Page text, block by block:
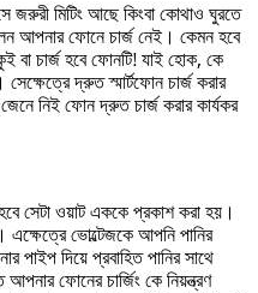
মিটিং আছে কিংবা কোথাও ঘুরতে
আপনার ফোনে চার্জ নেই। কেমন হবে
বা চার্জ হবে ফোনটি! যাই হোক, কে
দ্রুত স্মার্টফোন চার্জ করার
নিই ফোন দ্রুত চার্জ করার কার্যকর
সেটা ওয়াট এককে প্রকাশ করা হয়।
ভোল্টেজকে আপনি পানির
পাইপ দিয়ে প্রবাহিত পানির সাথে
ফোনের চার্জিং কে নিয়ন্ত্রণ